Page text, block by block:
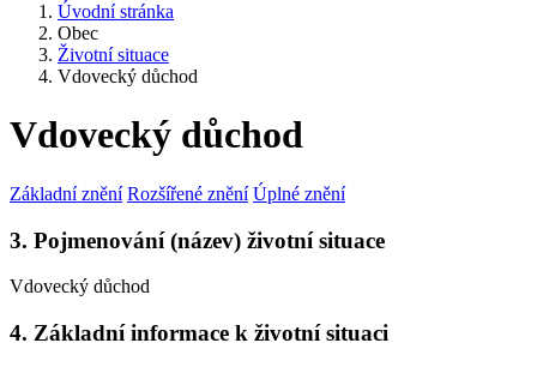
Úvodní stránka
Obec
Životní situace
Vdovecký důchod
Vdovecký důchod
Základní znění Rozšířené znění Úplné znění
3. Pojmenování (název) životní situace
Vdovecký důchod
4. Základní informace k životní situaci